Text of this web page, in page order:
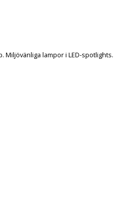
Miljövänliga lampor i LED-spotlights.